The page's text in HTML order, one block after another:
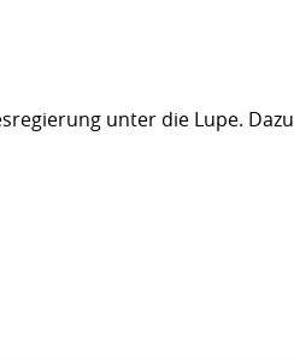
unter die Lupe. Dazu